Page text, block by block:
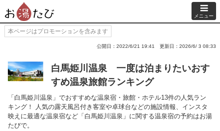
メニュー
本ページはプロモーションを含みます
公開日：2022/6/21 19:41 更新日：2026/6/ 3 08:33
白馬姫川温泉 一度は泊まりたいおす
すめ温泉旅館ランキング
「白馬姫川温泉」でおすすめな温泉宿・旅館・ホテル13件の人気ラン
キング！ 人気の露天風呂付き客室や卓球台などの施設情報、インスタ
映えに最適な温泉宿など「白馬姫川温泉」に関する温泉宿の予約はお湯
たびで。